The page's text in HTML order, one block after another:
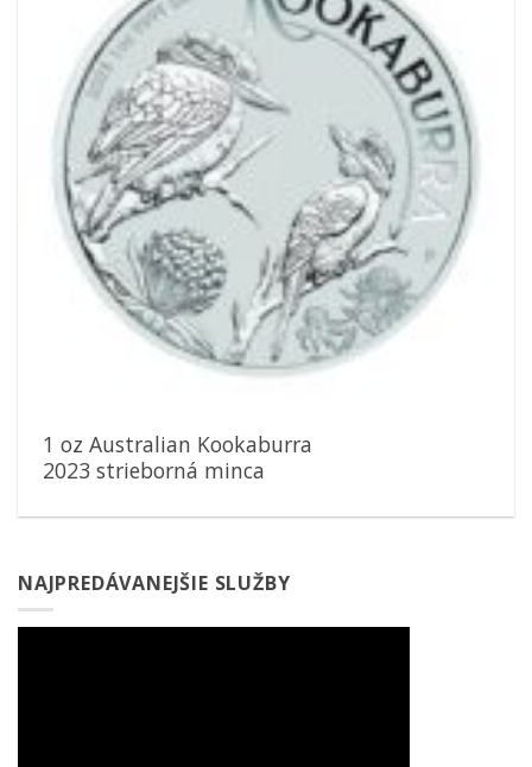
1 oz Australian Kookaburra
2023 strieborná minca
NAJPREDÁVANEJŠIE SLUŽBY